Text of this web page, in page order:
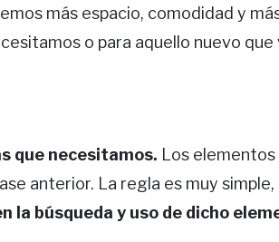
más espacio, comodidad y
o para aquello nuevo que
que necesitamos. Los
anterior. La regla es muy
la búsqueda y uso de dicho